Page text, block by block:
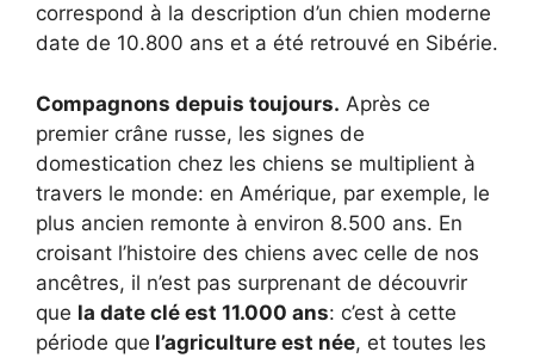
correspond à la description d’un chien moderne
date de 10.800 ans et a été retrouvé en Sibérie.
Compagnons depuis toujours. Après ce
premier crâne russe, les signes de
domestication chez les chiens se multiplient à
travers le monde: en Amérique, par exemple, le
plus ancien remonte à environ 8.500 ans. En
croisant l’histoire des chiens avec celle de nos
ancêtres, il n’est pas surprenant de découvrir
que la date clé est 11.000 ans: c’est à cette
période que l’agriculture est née, et toutes les